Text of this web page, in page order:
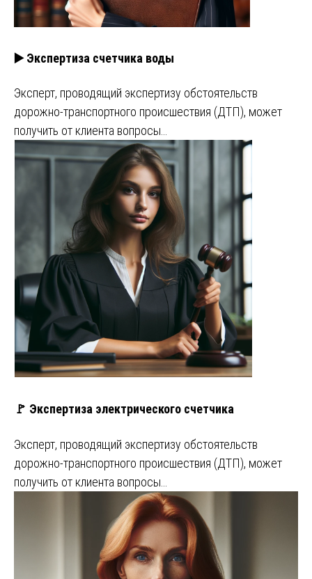
▶️ Экспертиза счетчика воды
Эксперт, проводящий экспертизу обстоятельств
дорожно-транспортного происшествия (ДТП), может
получить от клиента вопросы…
🚩 Экспертиза электрического счетчика
Эксперт, проводящий экспертизу обстоятельств
дорожно-транспортного происшествия (ДТП), может
получить от клиента вопросы…